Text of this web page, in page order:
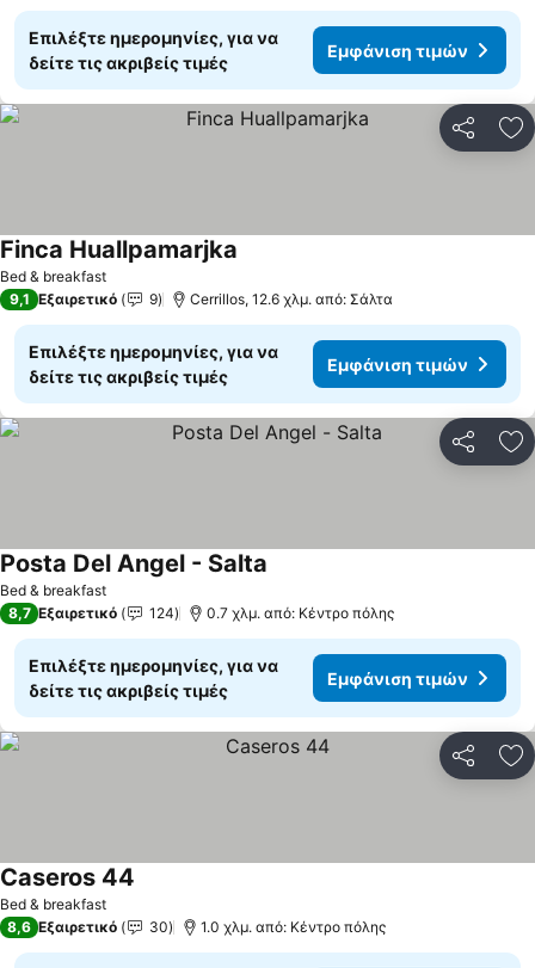
Επιλέξτε ημερομηνίες, για να
δείτε τις ακριβείς τιμές
Εμφάνιση τιμών
Bed & breakfast
Finca Huallpamarjka
9,1 Εξαιρετικό 9 Cerrillos, 12.6 χλμ. από: Σάλτα
Επιλέξτε ημερομηνίες, για να
δείτε τις ακριβείς τιμές
Εμφάνιση τιμών
Bed & breakfast
Posta Del Angel - Salta
8,7 Εξαιρετικό 124 0.7 χλμ. από: Κέντρο πόλης
Επιλέξτε ημερομηνίες, για να
δείτε τις ακριβείς τιμές
Εμφάνιση τιμών
Bed & breakfast
Caseros 44
8,6 Εξαιρετικό 30 1.0 χλμ. από: Κέντρο πόλης